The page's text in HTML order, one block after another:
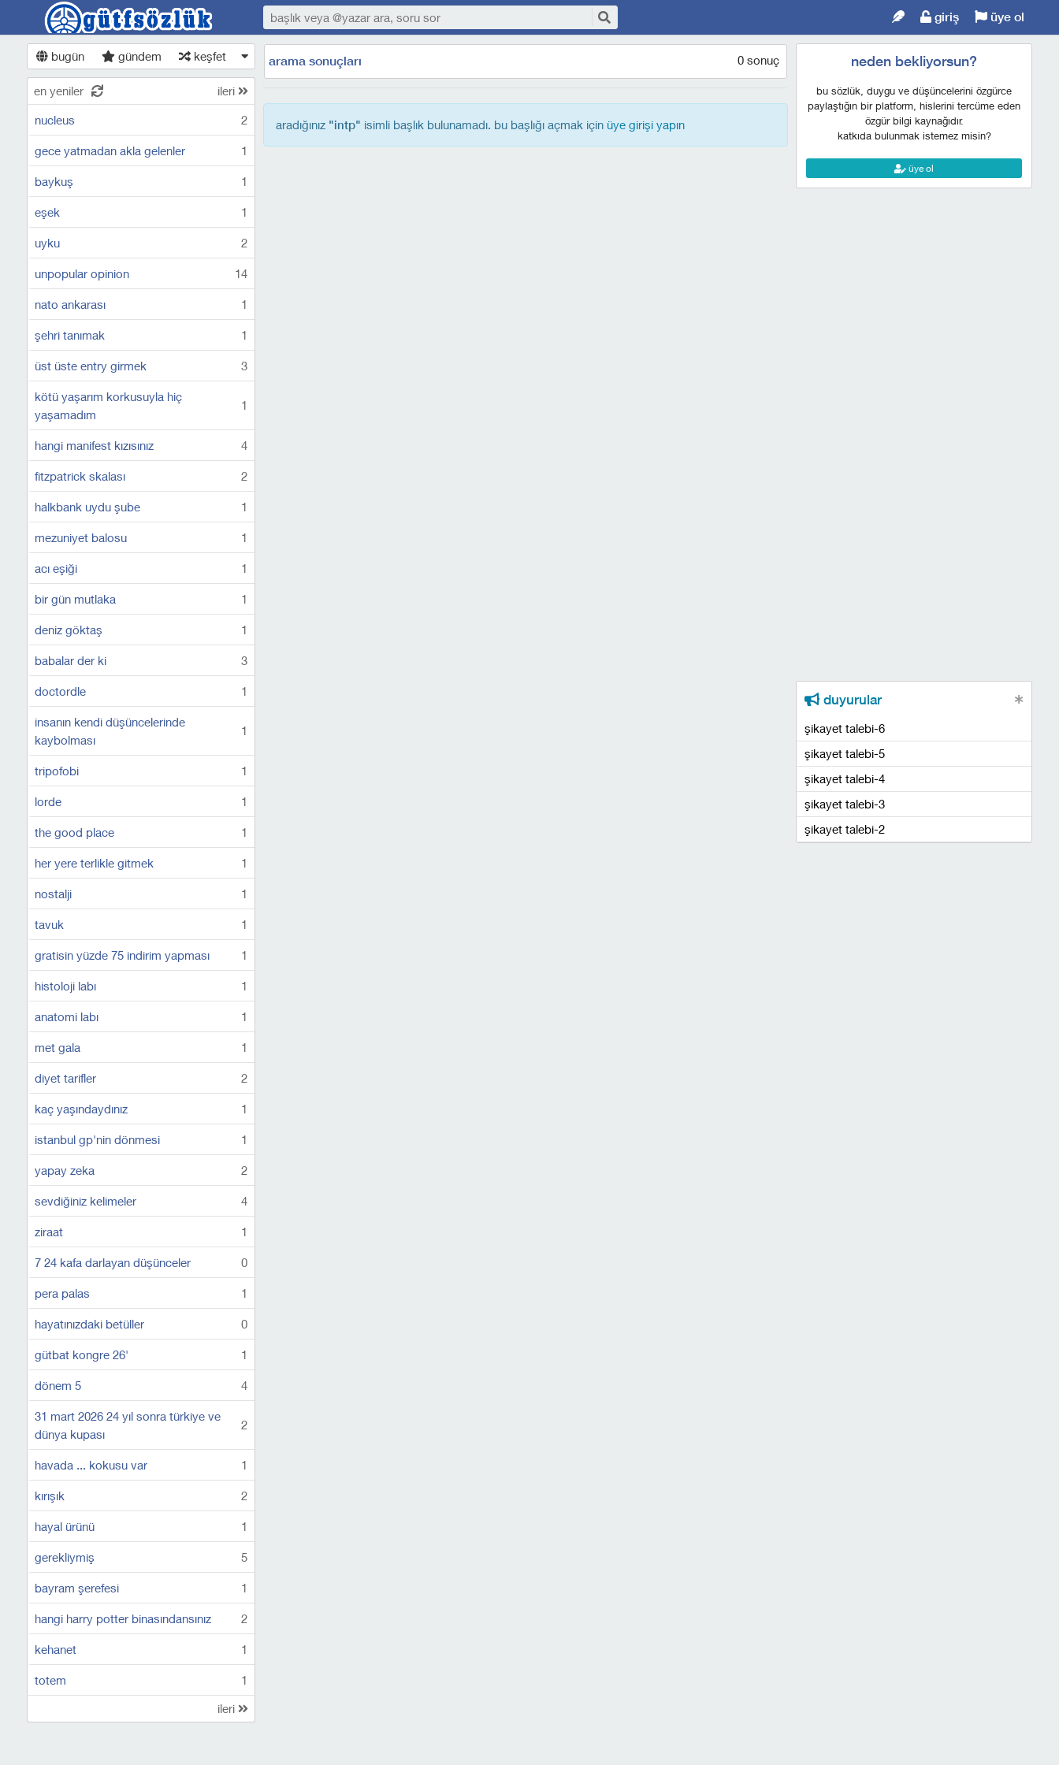
giriş üye ol
bugün gündem keşfet
en yeniler ileri
nucleus 2
gece yatmadan akla gelenler 1
baykuş 1
eşek 1
uyku 2
unpopular opinion 14
nato ankarası 1
şehri tanımak 1
üst üste entry girmek 3
kötü yaşarım korkusuyla hiç
yaşamadım
1
hangi manifest kızısınız 4
fitzpatrick skalası 2
halkbank uydu şube 1
mezuniyet balosu 1
acı eşiği 1
bir gün mutlaka 1
deniz göktaş 1
babalar der ki 3
doctordle 1
insanın kendi düşüncelerinde
kaybolması
1
tripofobi 1
lorde 1
the good place 1
her yere terlikle gitmek 1
nostalji 1
tavuk 1
gratisin yüzde 75 indirim yapması 1
histoloji labı 1
anatomi labı 1
met gala 1
diyet tarifler 2
kaç yaşındaydınız 1
istanbul gp'nin dönmesi 1
yapay zeka 2
sevdiğiniz kelimeler 4
ziraat 1
7 24 kafa darlayan düşünceler 0
pera palas 1
hayatınızdaki betüller 0
gütbat kongre 26' 1
dönem 5 4
31 mart 2026 24 yıl sonra türkiye ve
dünya kupası
2
havada ... kokusu var 1
kırışık 2
hayal ürünü 1
gerekliymiş 5
bayram şerefesi 1
hangi harry potter binasındansınız 2
kehanet 1
totem 1
ileri
0 sonuç
arama sonuçları
aradığınız "intp" isimli başlık bulunamadı. bu başlığı açmak için üye girişi yapın
neden bekliyorsun?
bu sözlük, duygu ve düşüncelerini özgürce
paylaştığın bir platform, hislerini tercüme eden
özgür bilgi kaynağıdır.
katkıda bulunmak istemez misin?
üye ol
duyurular
şikayet talebi-6
şikayet talebi-5
şikayet talebi-4
şikayet talebi-3
şikayet talebi-2